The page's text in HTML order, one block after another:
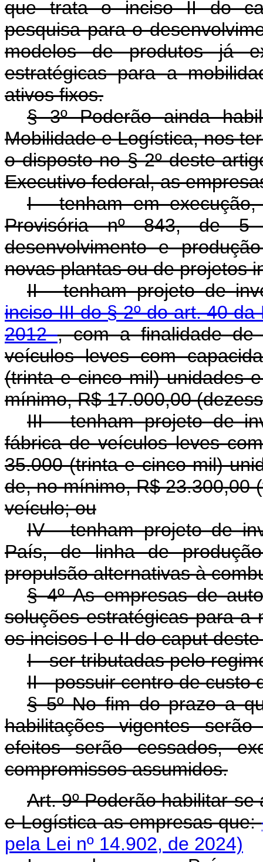
que trata o inciso II do
pesquisa para o
modelos de produtos já
estratégicas para a
ativos fixos.
§ 3º Poderão ainda
Mobilidade e Logística, nos
o disposto no § 2º deste
Executivo federal, as
I - tenham em
Provisória nº 843, de
desenvolvimento e
novas plantas ou de projetos
II - tenham projeto de
inciso III do § 2º do art. 40
2012, com a finalidade de
veículos leves com
(trinta e cinco mil) unidades
mínimo, R$ 17.000,00
III - tenham projeto de
fábrica de veículos leves
35.000 (trinta e cinco mil)
de, no mínimo, R$ 23.300,00
veículo; ou
IV - tenham projeto de
País, de linha de
propulsão alternativas à
§ 4º As empresas de
soluções estratégicas para a
os incisos I e II do caput
I - ser tributadas pelo
II - possuir centro de custo
§ 5º No fim do prazo a
habilitações vigentes
efeitos serão cessados,
compromissos assumidos.
Art. 9º Poderão habilitar-
e Logística as empresas que:
pela Lei nº 14.902, de 2024)